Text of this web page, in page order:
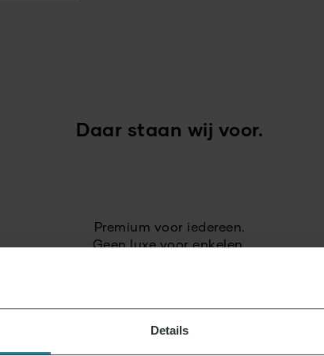
Details
Daar staan wij voor.
Premium voor iedereen.
Geen luxe voor enkelen,